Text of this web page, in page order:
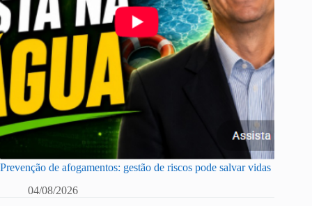
Prevenção de afogamentos: gestão de riscos pode salvar vidas
04/08/2026